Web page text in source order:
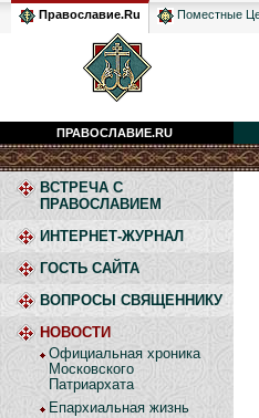
Православие.Ru Поместные
ПРАВОСЛАВИЕ.RU
ВСТРЕЧА С
ПРАВОСЛАВИЕМ
ИНТЕРНЕТ-ЖУРНАЛ
ГОСТЬ САЙТА
ВОПРОСЫ СВЯЩЕННИКУ
НОВОСТИ
Официальная хроника
Московского
Патриархата
Епархиальная жизнь